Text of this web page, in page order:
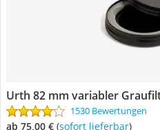
Urth 82 mm variabler
1530 Bewertungen
ab 75,00 € ( Sofort lieferbar)